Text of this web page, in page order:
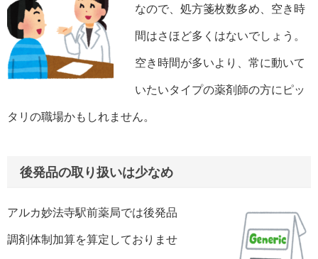
なので、処方箋枚数多め、空き時
間はさほど多くはないでしょう。
空き時間が多いより、常に動いて
いたいタイプの薬剤師の方にピッ
タリの職場かもしれません。
後発品の取り扱いは少なめ
アルカ妙法寺駅前薬局では後発品
調剤体制加算を算定しておりませ